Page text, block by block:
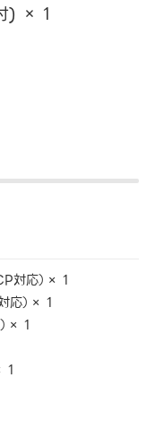
) × 1
対応）× 1
応）× 1
× 1
1